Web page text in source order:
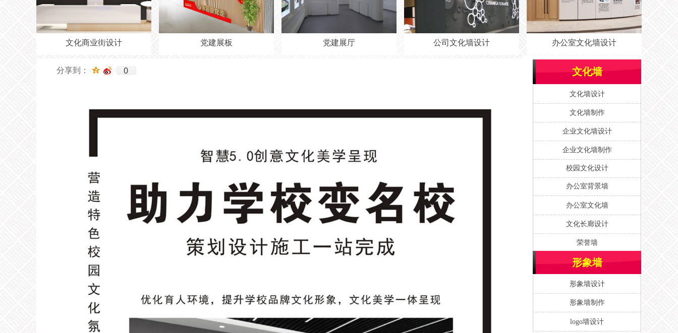
分享到： 0
党建展板 党建展厅 公司文化墙设计 办公室文化墙设计 校园文化墙设计
办公室文化墙
文化墙设计
文化长廊设计
荣誉墙
办公室背景墙
文化墙制作
形象墙设计
logo墙设计
形象墙
校园文化设计
文化墙
形象墙制作
企业文化墙设计
企业文化墙制作